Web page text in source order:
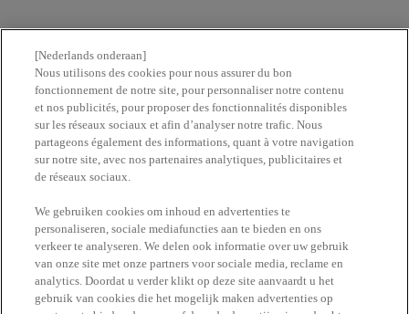
KLANTENSERVICE
Contacteer ons
Vind een apotheek
ERetailer List
Newsletter
[Nederlands onderaan]
Nous utilisons des cookies pour nous assurer du bon
fonctionnement de notre site, pour personnaliser notre contenu
et nos publicités, pour proposer des fonctionnalités disponibles
sur les réseaux sociaux et afin d’analyser notre trafic. Nous
partageons également des informations, quant à votre navigation
sur notre site, avec nos partenaires analytiques, publicitaires et
de réseaux sociaux.
We gebruiken cookies om inhoud en advertenties te
personaliseren, sociale mediafuncties aan te bieden en ons
verkeer te analyseren. We delen ook informatie over uw gebruik
van onze site met onze partners voor sociale media, reclame en
analytics. Doordat u verder klikt op deze site aanvaardt u het
gebruik van cookies die het mogelijk maken advertenties op